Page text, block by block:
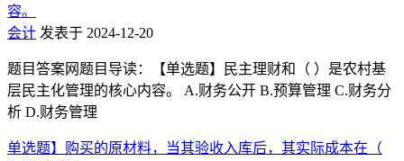
容。
会计 发表于 2024-12-20
题目答案网题目导读：【单选题】民主理财和（ ）是农村基
层民主化管理的核心内容。 A.财务公开 B.预算管理 C.财务分
析 D.财务管理
单选题】购买的原材料，当其验收入库后，其实际成本在（